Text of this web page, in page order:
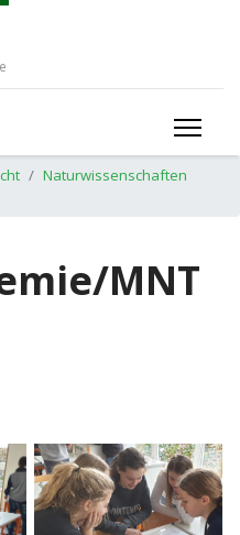
Naturwissenschaften
MNT